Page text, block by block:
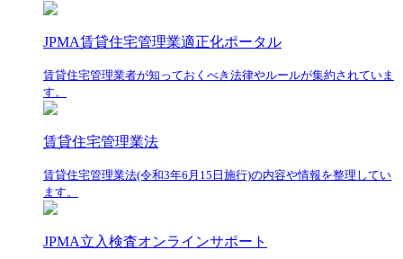
JPMA賃貸住宅管理業適正化ポータル
賃貸住宅管理業者が知っておくべき法律やルールが集約されていま
す。
賃貸住宅管理業法
賃貸住宅管理業法(令和3年6月15日施行)の内容や情報を整理してい
ます。
JPMA立入検査オンラインサポート